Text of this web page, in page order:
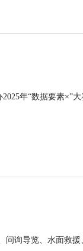
年“数据要素×”大
问询导览、水面救援